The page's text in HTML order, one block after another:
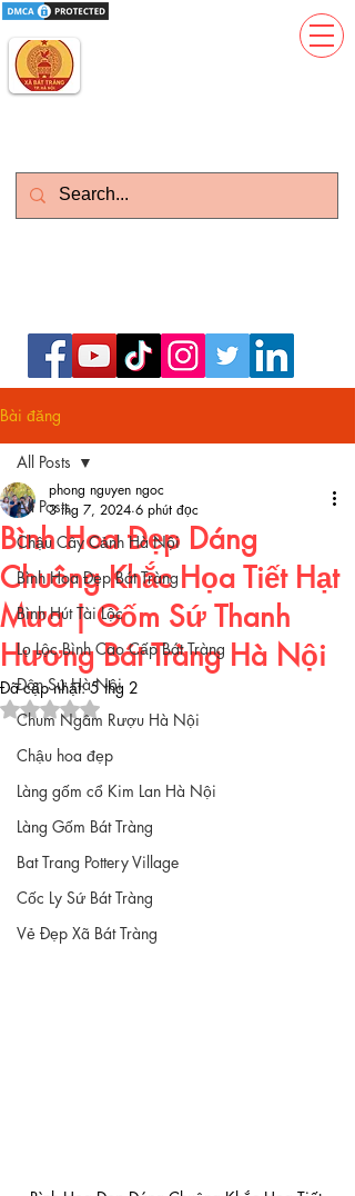
Bài đăng
All Posts
Chậu Cây Cảnh Hà Nội
Bình Hoa Đẹp Bát Tràng
Bình Hút Tài Lộc
Lọ Lộc Bình Cao Cấp Bát Tràng
Đôn Sứ Hà Nội
Chum Ngâm Rượu Hà Nội
Chậu hoa đẹp
Làng gốm cổ Kim Lan Hà Nội
Làng Gốm Bát Tràng
Bat Trang Pottery Village
Cốc Ly Sứ Bát Tràng
Vẻ Đẹp Xã Bát Tràng
All Posts
Bình Hoa Đẹp Dáng
Chuông Khắc Họa Tiết Hạt
Mưa | Gốm Sứ Thanh
Hương Bát Tràng Hà Nội
phong nguyen ngoc
3 thg 7, 2024 6 phút đọc
Đã cập nhật:5 thg 2
Đã xếp hạng NaN/5 sao.